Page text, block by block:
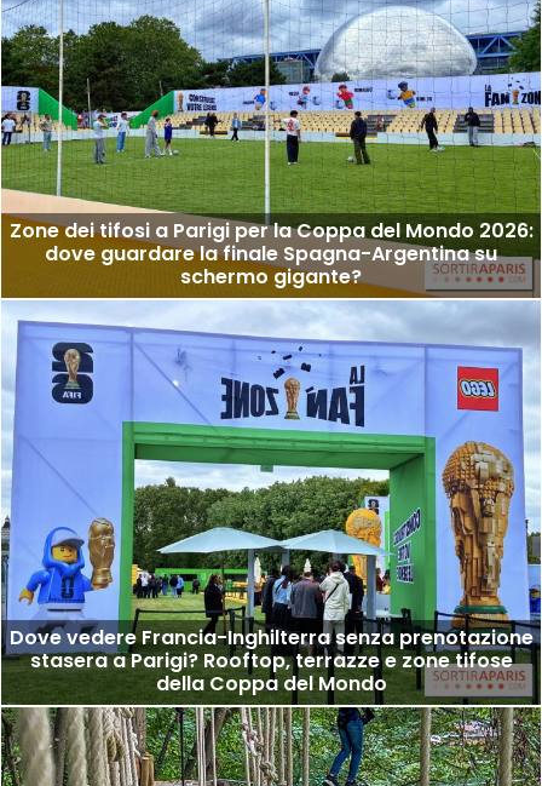
Zone dei tifosi a Parigi per la Coppa del Mondo 2026:
dove guardare la finale Spagna-Argentina su
schermo gigante?
Dove vedere Francia-Inghilterra senza prenotazione
stasera a Parigi? Rooftop, terrazze e zone tifose
della Coppa del Mondo